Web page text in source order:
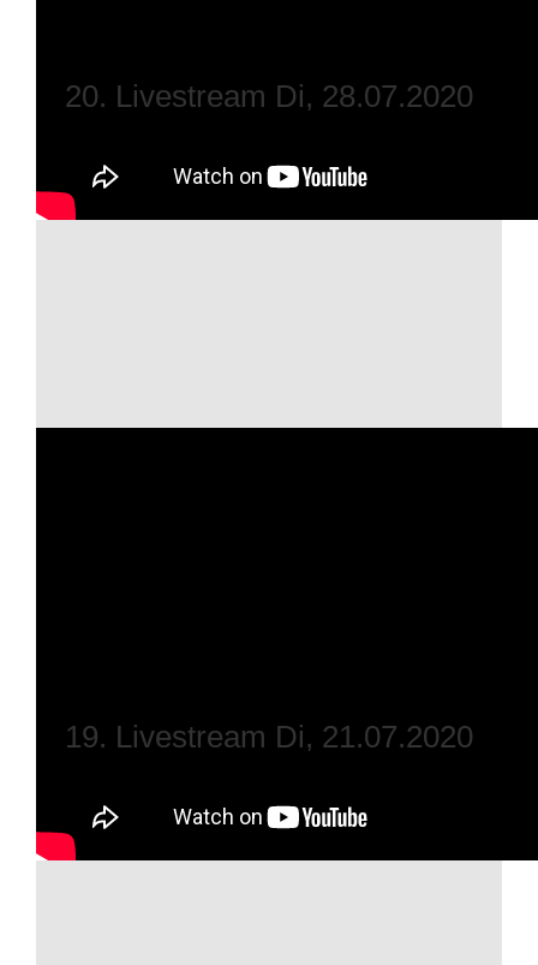
20. Livestream Di, 28.07.2020
19. Livestream Di, 21.07.2020